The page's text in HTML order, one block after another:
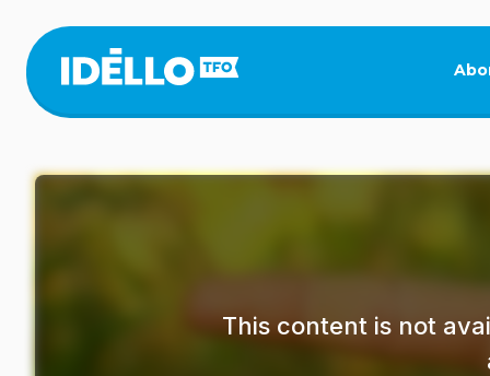
main
content
This content is not